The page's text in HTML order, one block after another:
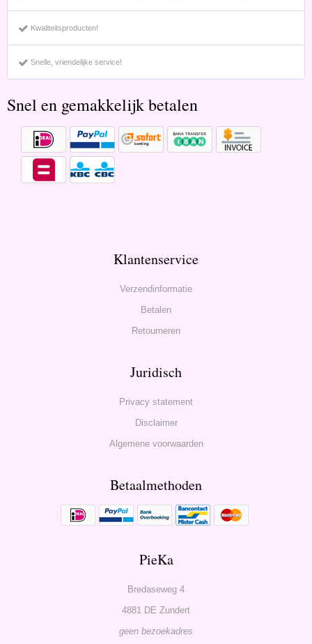
Kwaliteitsproducten!
Snelle, vriendelijke service!
Snel en gemakkelijk betalen
Klantenservice
Verzendinformatie
Betalen
Retourneren
Juridisch
Privacy statement
Disclaimer
Algemene voorwaarden
Betaalmethoden
PieKa
Bredaseweg 4
4881 DE Zundert
geen bezoekadres